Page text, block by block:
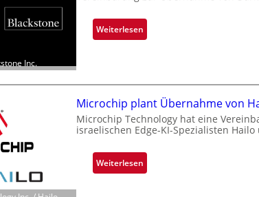
Inc.
Weiterlesen:
B
c
k
s
t
e
Microchip plant Übernahme von
Microchip Technology hat eine
israelischen Edge-KI-Spezialisten
Weiterlesen:
M